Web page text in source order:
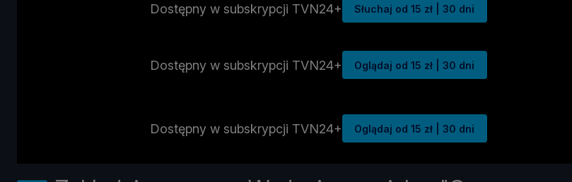
Dostępny w subskrypcji TVN24+ Słuchaj od 15 zł | 30 dni
Dostępny w subskrypcji TVN24+ Oglądaj od 15 zł | 30 dni
Dostępny w subskrypcji TVN24+ Oglądaj od 15 zł | 30 dni